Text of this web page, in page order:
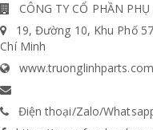
CÔNG TY CỔ PHẦN
19, Đường 10, Khu Phố
Chí Minh
www.truonglinhparts.com
Điện thoại/Zalo/